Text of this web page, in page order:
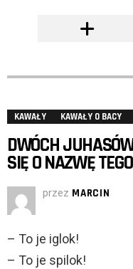
KAWAŁY KAWAŁY O BACY
DWÓCH
SIĘ O NAZWĘ
przez MARCIN
– To je iglok!
– To je spilok!